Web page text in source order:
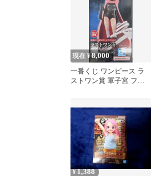
現在 ¥8,000
一番くじ ワンピース ラ
ストワン賞 軍子宮 フィ
¥1,388